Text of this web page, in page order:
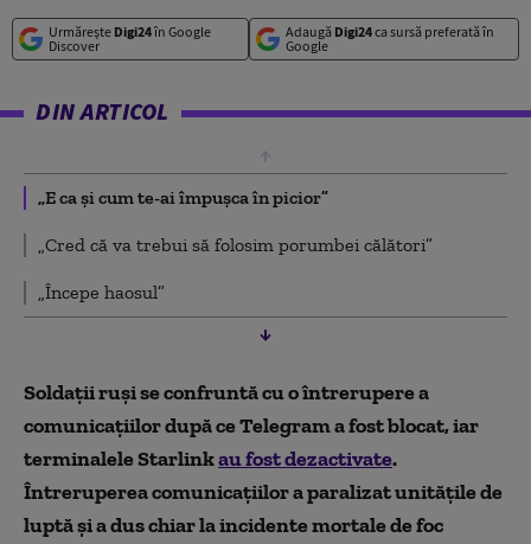
Urmărește Digi24în Google
Discover
Adaugă Digi24ca sursă preferată în
Google
DIN ARTICOL
„E ca și cum te-ai împușca în picior”
„Cred că va trebui să folosim porumbei călători”
„Începe haosul”
Soldații ruși se confruntă cu o întrerupere a
comunicațiilor după ce Telegram a fost blocat, iar
terminalele Starlinkau fost dezactivate.
Întreruperea comunicațiilor a paralizat unitățile de
luptă și a dus chiar la incidente mortale de foc